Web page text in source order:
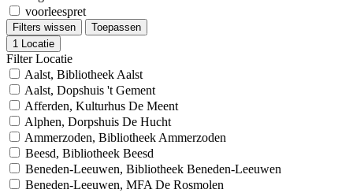
voorleespret
Filters wissen
Toepassen
1 Locatie
Filter Locatie
Aalst, Bibliotheek Aalst
Aalst, Dopshuis 't Gement
Afferden, Kulturhus De Meent
Alphen, Dorpshuis De Hucht
Ammerzoden, Bibliotheek Ammerzoden
Beesd, Bibliotheek Beesd
Beneden-Leeuwen, Bibliotheek Beneden-Leeuwen
Beneden-Leeuwen, MFA De Rosmolen